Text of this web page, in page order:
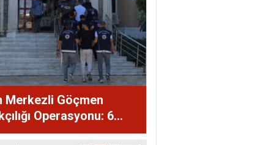
Merkezli Göçmen
Operasyonu: 6
Tutuklandı